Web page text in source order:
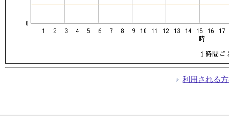
利用される